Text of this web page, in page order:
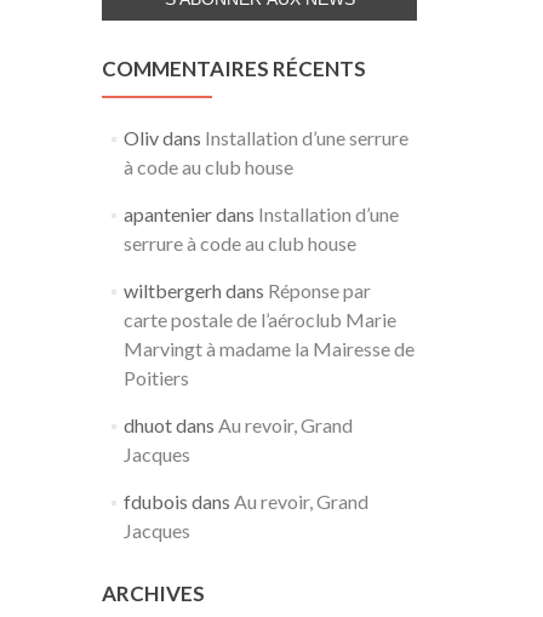
COMMENTAIRES RÉCENTS
Olivdans Installation d’une serrure
à code au club house
apantenierdans Installation d’une
serrure à code au club house
wiltbergerh dans Réponse par
carte postale de l’aéroclub Marie
Marvingt à madame la Mairesse de
Poitiers
dhuotdans Au revoir, Grand
Jacques
fdubois dans Au revoir, Grand
Jacques
ARCHIVES